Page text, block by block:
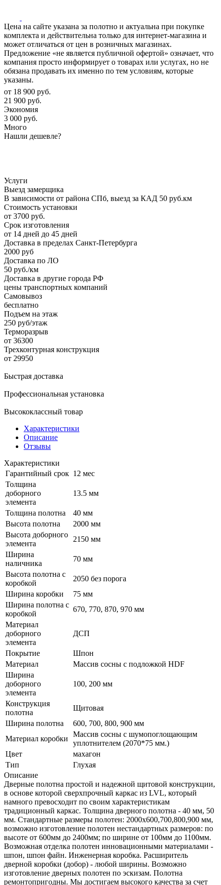
Цена на сайте указана за полотно и актуальна при покупке
комплекта и действительна только для интернет-магазина и
может отличаться от цен в розничных магазинах.
Предложение «не является публичной офертой» означает, что
компания просто информирует о товарах или услугах, но не
обязана продавать их именно по тем условиям, которые
указаны.
от 18 900 руб.
21 900 руб.
Экономия
3 000 руб.
Много
Нашли дешевле?
Услуги
Выезд замерщика
В зависимости от района СПб, выезд за КАД 50 руб.км
Стоимость установки
от 3700 руб.
Срок изготовления
от 14 дней до 45 дней
Доставка в пределах Санкт-Петербурга
2000 руб
Доставка по ЛО
50 руб./км
Доставка в другие города РФ
цены транспортных компаний
Самовывоз
бесплатно
Подъем на этаж
250 руб/этаж
Терморазрыв
от 36300
Трехконтурная конструкция
от 29950
Быстрая доставка
Профессиональная установка
Высококлассный товар
Характеристики
Описание
Отзывы
Характеристики
Гарантийный срок 12 мес
Толщина
доборного
элемента
13.5 мм
Толщина полотна
40 мм
Высота полотна
2000 мм
Высота доборного
элемента
2150 мм
Ширина
наличника
70 мм
Высота полотна с
коробкой
2050 без порога
Ширина коробки
75 мм
Ширина полотна с
коробкой
670, 770, 870, 970 мм
Материал
доборного
элемента
ДСП
Покрытие
Шпон
Материал
Массив сосны с подложкой HDF
Ширина
доборного
элемента
100, 200 мм
Конструкция
полотна
Щитовая
Ширина полотна
600, 700, 800, 900 мм
Материал коробки
Массив сосны с шумопоглощающим
уплотнителем (2070*75 мм.)
Цвет
махагон
Тип
Глухая
Описание
Дверные полотна простой и надежной щитовой конструкции,
в основе которой сверхпрочный каркас из LVL, который
намного превосходит по своим характеристикам
традиционный каркас. Толщина дверного полотна - 40 мм, 50
мм. Стандартные размеры полотен: 2000x600,700,800,900 мм,
возможно изготовление полотен нестандартных размеров: по
высоте от 600мм до 2400мм; по ширине от 100мм до 1100мм.
Возможная отделка полотен инновационными материалами -
шпон, шпон файн. Инженерная коробка. Расширитель
дверной коробки (добор) - любой ширины. Возможно
изготовление дверных полотен по эскизам. Полотна
ремонтопригодны. Мы достигаем высокого качества за счет